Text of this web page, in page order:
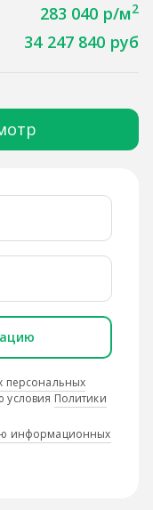
283 040 р/м2
34 247 840 руб
персональных
Политики
информационных